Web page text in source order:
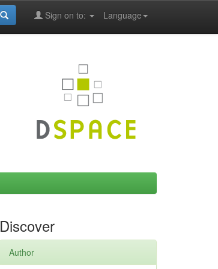
Language
Sign on to:
Discover
Author